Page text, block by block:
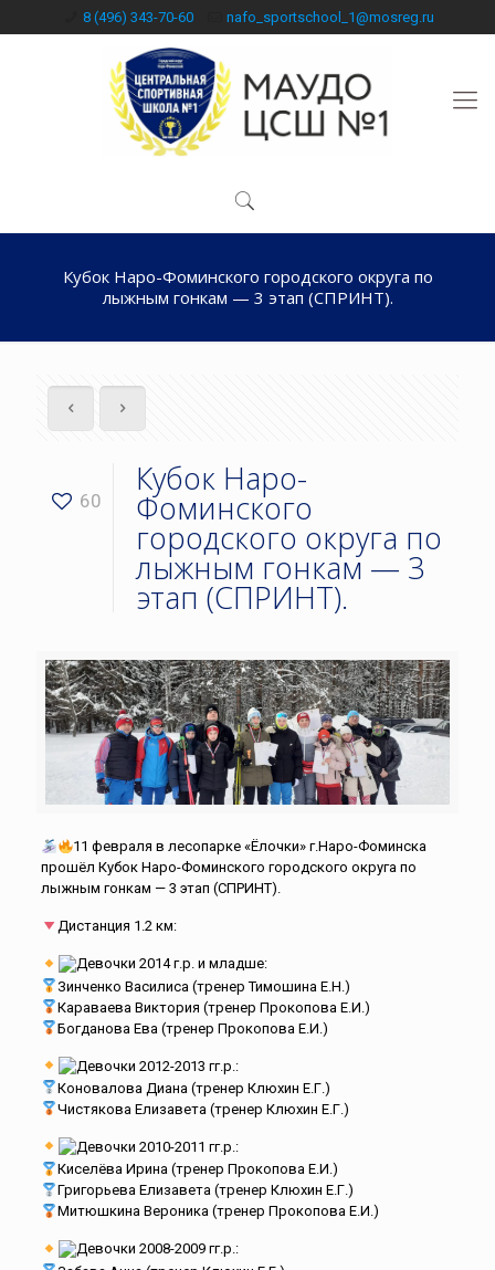
8 (496) 343-70-60 nafo_sportschool_1@mosreg.ru
Кубок Наро-Фоминского городского округа по
лыжным гонкам — 3 этап (СПРИНТ).
60
Кубок Наро-
Фоминского
городского округа по
лыжным гонкам — 3
этап (СПРИНТ).
11 февраля в лесопарке «Ёлочки» г.Наро-Фоминска
прошёл Кубок Наро-Фоминского городского округа по
лыжным гонкам — 3 этап (СПРИНТ).
Дистанция 1.2 км:
Девочки 2014 г.р. и младше:
Зинченко Василиса (тренер Тимошина Е.Н.)
Караваева Виктория (тренер Прокопова Е.И.)
Богданова Ева (тренер Прокопова Е.И.)
Девочки 2012-2013 гг.р.:
Коновалова Диана (тренер Клюхин Е.Г.)
Чистякова Елизавета (тренер Клюхин Е.Г.)
Девочки 2010-2011 гг.р.:
Киселёва Ирина (тренер Прокопова Е.И.)
Григорьева Елизавета (тренер Клюхин Е.Г.)
Митюшкина Вероника (тренер Прокопова Е.И.)
Девочки 2008-2009 гг.р.: